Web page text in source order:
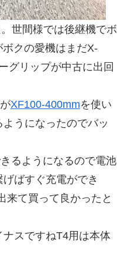
世間様では後継機でボ
クの愛機はまだX-
グリップが中古に出回
XF100-400mmを使い
うになったのでバッ
るようになるので電池
ばすぐ充電ができ
来て買って良かったと
スですねT4用は本体